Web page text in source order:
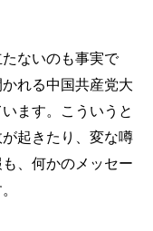
ないのも事実で
れる中国共産党大
ます。こういうと
起きたり、変な噂
、何かのメッセー